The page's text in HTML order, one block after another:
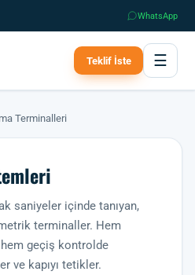
WhatsApp
Teklif İste ☰
Terminalleri
saniyeler içinde tanıyan,
terminaller. Hem
geçiş kontrolde
ve kapıyı tetikler.